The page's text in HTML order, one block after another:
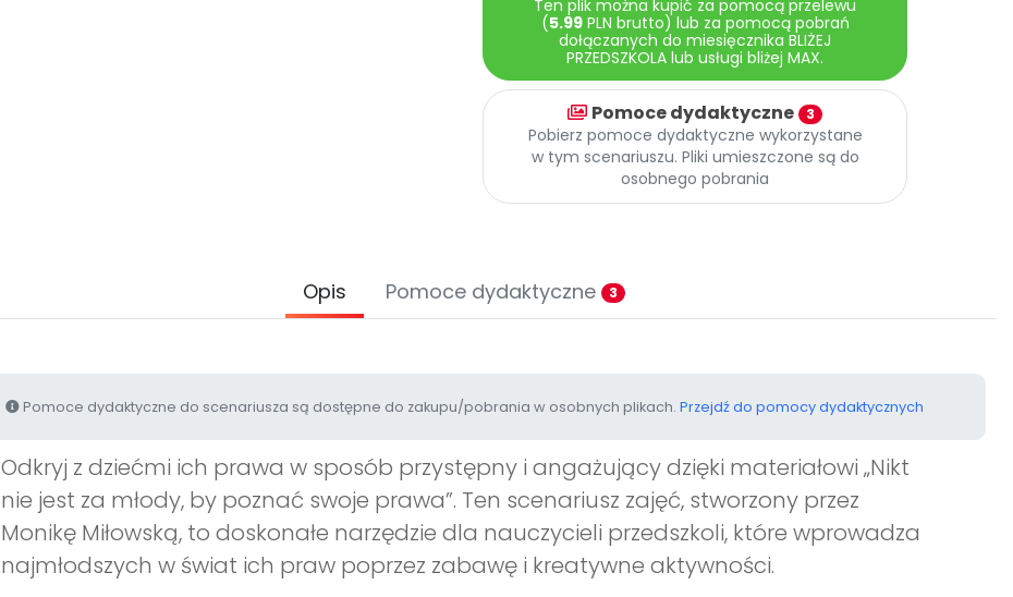
Ten plik można kupić za pomocą przelewu
(5.99PLN brutto) lub za pomocą pobrań
dołączanych do miesięcznika BLIŻEJ
PRZEDSZKOLA lub usługi bliżej MAX.
Pomoce dydaktyczne 3
Pobierz pomoce dydaktyczne wykorzystane
w tym scenariuszu. Pliki umieszczone są do
osobnego pobrania
Opis Pomoce dydaktyczne 3
Pomoce dydaktyczne do scenariusza są dostępne do zakupu/pobrania w osobnych plikach. Przejdź do pomocy dydaktycznych
Odkryj z dziećmi ich prawa w sposób przystępny i angażujący dzięki materiałowi „Nikt
nie jest za młody, by poznać swoje prawa”. Ten scenariusz zajęć, stworzony przez
Monikę Miłowską, to doskonałe narzędzie dla nauczycieli przedszkoli, które wprowadza
najmłodszych w świat ich praw poprzez zabawę i kreatywne aktywności.